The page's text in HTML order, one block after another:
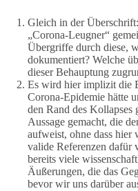
Gleich in der
„Corona-Leugner“
Übergriffe durch diese,
dokumentiert? Welche
dieser Behauptung
Es wird hier implizit die
Corona-Epidemie hätte
den Rand des
Aussage gemacht, die
aufweist, ohne dass hier
valide Referenzen dafür
bereits viele
Äußerungen, die das
bevor wir uns darüber